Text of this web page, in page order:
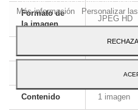
Formato de
la imagen
JPEG HD
Inglés y
Contenido 1 imagen
Más información
Personalizar